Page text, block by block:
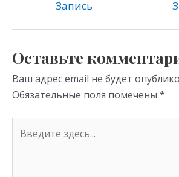
kl
as
ni
ki
a
m p
Запись
Оставьте
Ваш адрес email не будет
Обязательные поля помечены *
здесь...